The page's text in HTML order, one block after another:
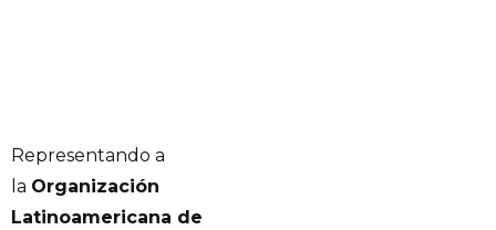
Representando a
la Organización
Latinoamericana de